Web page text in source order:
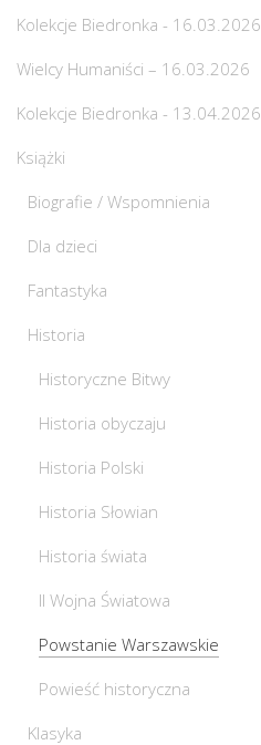
Kolekcje Biedronka - 16.03.2026
Wielcy Humaniści – 16.03.2026
Kolekcje Biedronka - 13.04.2026
Książki
Biografie / Wspomnienia
Dla dzieci
Fantastyka
Historia
Historyczne Bitwy
Historia obyczaju
Historia Polski
Historia Słowian
Historia świata
II Wojna Światowa
Powstanie Warszawskie
Powieść historyczna
Klasyka